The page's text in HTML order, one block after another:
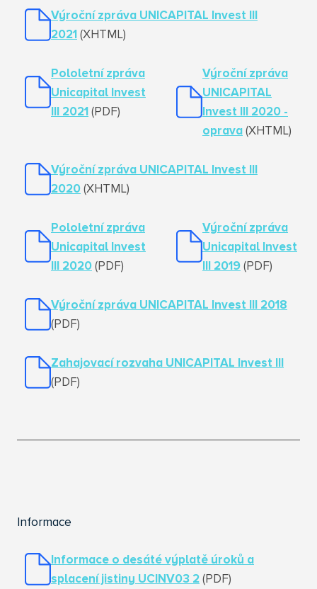
Výroční zpráva UNICAPITAL Invest III
2021 (XHTML)
Pololetní zpráva
Unicapital Invest
III 2021 (PDF)
Výroční zpráva
UNICAPITAL
Invest III 2020 -
oprava (XHTML)
Výroční zpráva UNICAPITAL Invest III
2020 (XHTML)
Pololetní zpráva
Unicapital Invest
III 2020 (PDF)
Výroční zpráva
Unicapital Invest
III 2019 (PDF)
Výroční zpráva UNICAPITAL Invest III 2018
(PDF)
Zahajovací rozvaha UNICAPITAL Invest III
(PDF)
Informace
Informace o desáté výplatě úroků a
splacení jistiny UCINV03 2 (PDF)